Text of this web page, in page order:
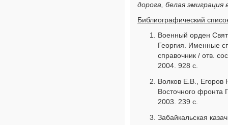
дорога, белая эмиграция
Библиографический
Военный орден
Георгия. Именные
справочник / отв.
2004. 928 с.
Волков Е.В.,
Восточного фронта
2003. 239 с.
Забайкальская